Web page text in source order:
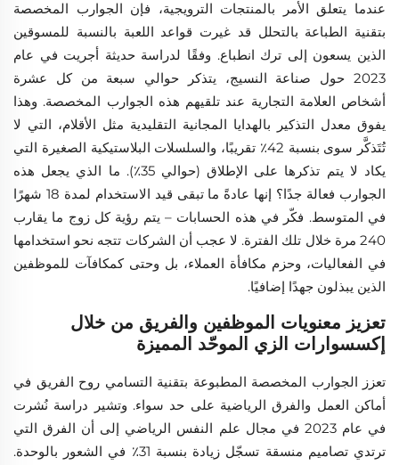
عندما يتعلق الأمر بالمنتجات الترويجية، فإن الجوارب المخصصة
بتقنية الطباعة بالتحلل قد غيرت قواعد اللعبة بالنسبة للمسوقين
الذين يسعون إلى ترك انطباع. وفقًا لدراسة حديثة أجريت في عام
2023 حول صناعة النسيج، يتذكر حوالي سبعة من كل عشرة
أشخاص العلامة التجارية عند تلقيهم هذه الجوارب المخصصة. وهذا
يفوق معدل التذكير بالهدايا المجانية التقليدية مثل الأقلام، التي لا
تُتَذكَّر سوى بنسبة 42٪ تقريبًا، والسلسلات البلاستيكية الصغيرة التي
يكاد لا يتم تذكرها على الإطلاق (حوالي 35٪). ما الذي يجعل هذه
الجوارب فعالة جدًا؟ إنها عادةً ما تبقى قيد الاستخدام لمدة 18 شهرًا
في المتوسط. فكّر في هذه الحسابات – يتم رؤية كل زوج ما يقارب
240 مرة خلال تلك الفترة. لا عجب أن الشركات تتجه نحو استخدامها
في الفعاليات، وحزم مكافأة العملاء، بل وحتى كمكافآت للموظفين
الذين يبذلون جهدًا إضافيًا.
تعزيز معنويات الموظفين والفريق من خلال
إكسسوارات الزي الموحّد المميزة
تعزز الجوارب المخصصة المطبوعة بتقنية التسامي روح الفريق في
أماكن العمل والفرق الرياضية على حد سواء. وتشير دراسة نُشرت
في عام 2023 في مجال علم النفس الرياضي إلى أن الفرق التي
ترتدي تصاميم منسقة تسجّل زيادة بنسبة 31٪ في الشعور بالوحدة.